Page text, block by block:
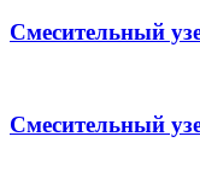
Смесительный
Смесительный